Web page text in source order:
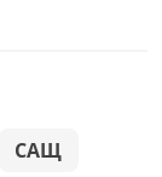
САЩ